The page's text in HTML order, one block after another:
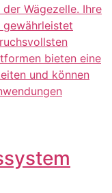
Wägezelle. Ihre
bieten eine
und können